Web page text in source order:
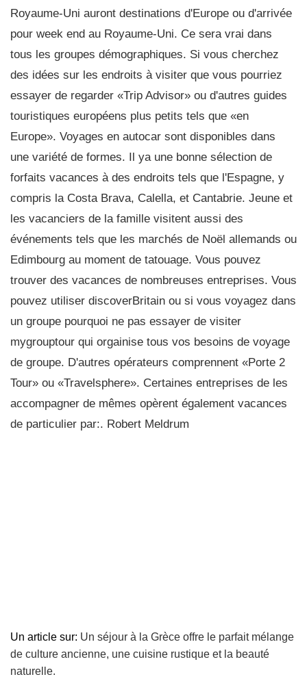
Royaume-Uni auront destinations d'Europe ou d'arrivée
pour week end au Royaume-Uni. Ce sera vrai dans
tous les groupes démographiques. Si vous cherchez
des idées sur les endroits à visiter que vous pourriez
essayer de regarder «Trip Advisor» ou d'autres guides
touristiques européens plus petits tels que «en
Europe». Voyages en autocar sont disponibles dans
une variété de formes. Il ya une bonne sélection de
forfaits vacances à des endroits tels que l'Espagne, y
compris la Costa Brava, Calella, et Cantabrie. Jeune et
les vacanciers de la famille visitent aussi des
événements tels que les marchés de Noël allemands ou
Edimbourg au moment de tatouage. Vous pouvez
trouver des vacances de nombreuses entreprises. Vous
pouvez utiliser discoverBritain ou si vous voyagez dans
un groupe pourquoi ne pas essayer de visiter
mygrouptour qui orgainise tous vos besoins de voyage
de groupe. D'autres opérateurs comprennent «Porte 2
Tour» ou «Travelsphere». Certaines entreprises de les
accompagner de mêmes opèrent également vacances
de particulier par:. Robert Meldrum
Un article sur: Un séjour à la Grèce offre le parfait mélange
de culture ancienne, une cuisine rustique et la beauté
naturelle.